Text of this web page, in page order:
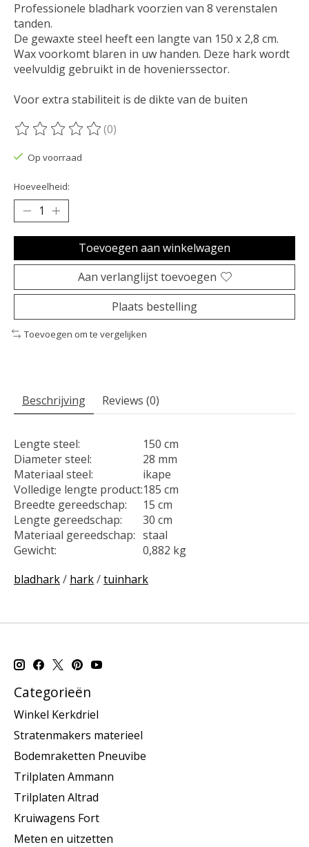
Professionele bladhark voorzien van 8 verenstalen
tanden.
De gewaxte steel heeft een langte van 150 x 2,8 cm.
Wax voorkomt blaren in uw handen. Deze hark wordt
veelvuldig gebruikt in de hovenierssector.
Voor extra stabiliteit is de dikte van de buiten
De beoordeling van dit product is
(0)
Op voorraad
Hoeveelheid:
Toevoegen aan winkelwagen
Aan verlanglijst toevoegen
Plaats bestelling
Toevoegen om te vergelijken
Beschrijving Reviews (0)
Lengte steel:
150 cm
Diameter steel:
28 mm
Materiaal steel:
ikape
Volledige lengte product:185 cm
Breedte gereedschap:
15 cm
Lengte gereedschap:
30 cm
Materiaal gereedschap: staal
Gewicht:
0,882 kg
bladhark/ hark/tuinhark
Categorieën
Winkel Kerkdriel
Stratenmakers materieel
Bodemraketten Pneuvibe
Trilplaten Ammann
Trilplaten Altrad
Kruiwagens Fort
Meten en uitzetten